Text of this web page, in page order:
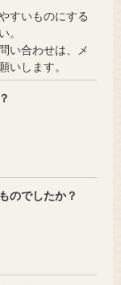
すいものにする
。
い合わせは、メ
いします。
のでしたか？